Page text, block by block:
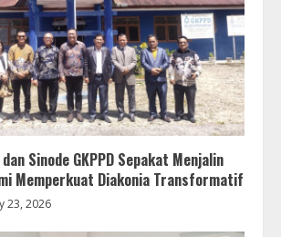
Sinode GKPPD Sepakat Menjalin
Memperkuat Diakonia Transformatif
23, 2026